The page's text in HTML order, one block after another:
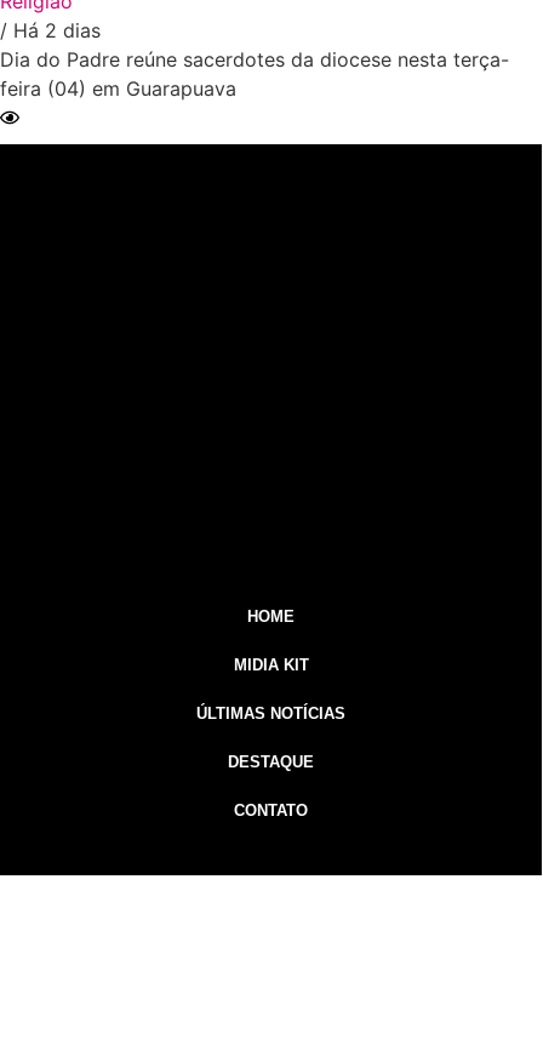
/ Há 2 dias
Dia do Padre reúne sacerdotes da diocese nesta terça-
feira (04) em Guarapuava
HOME
MIDIA KIT
ÚLTIMAS NOTÍCIAS
DESTAQUE
CONTATO